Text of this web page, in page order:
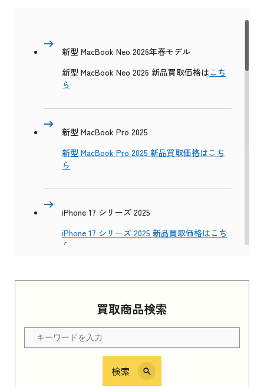
買取商品検索
検索
新型 MacBook Neo 2026年春モデル
新型 MacBook Neo 2026 新品買取価格はこち
ら
新型 MacBook Pro 2025
新型 MacBook Pro 2025 新品買取価格はこち
ら
iPhone 17 シリーズ 2025
iPhone 17 シリーズ 2025 新品買取価格はこち
ら
Apple Watch Series 11 2025 新品買取価格はこ
ちら
iPhone 16e シリーズ 2025